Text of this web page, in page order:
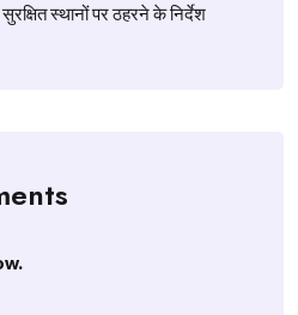
स्थानों पर ठहरने के निर्देश